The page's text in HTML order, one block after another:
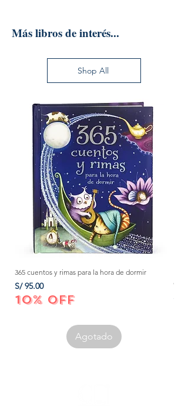
Más libros de interés...
Shop All
365 cuentos y rimas para la hora de dormir
Precio
S/ 95.00
10% OFF
Agotado
S/